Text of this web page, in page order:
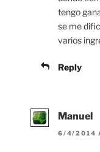
tengo
se me
varios
Reply
Manuel
6/4/2014